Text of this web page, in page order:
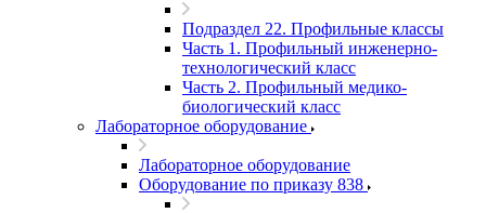
Подраздел 22. Профильные классы
Часть 1. Профильный инженерно-
технологический класс
Часть 2. Профильный медико-
биологический класс
Лабораторное оборудование
Лабораторное оборудование
Оборудование по приказу 838